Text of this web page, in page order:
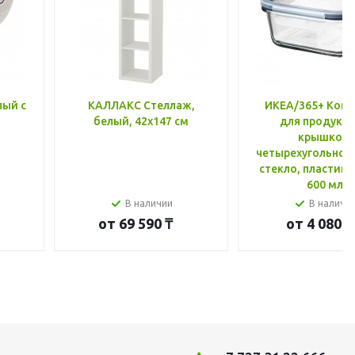
с
КАЛЛАКС Стеллаж,
белый, 42x147 см
В наличии
от 69 590 ₸
ИКЕА/365+
для
крышкой,
стекло, пластик
600 мл
В
от 4 080 ₸